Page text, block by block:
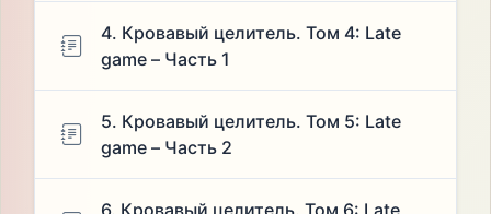
4. Кровавый целитель. Том 4: Late
game – Часть 1
5. Кровавый целитель. Том 5: Late
game – Часть 2